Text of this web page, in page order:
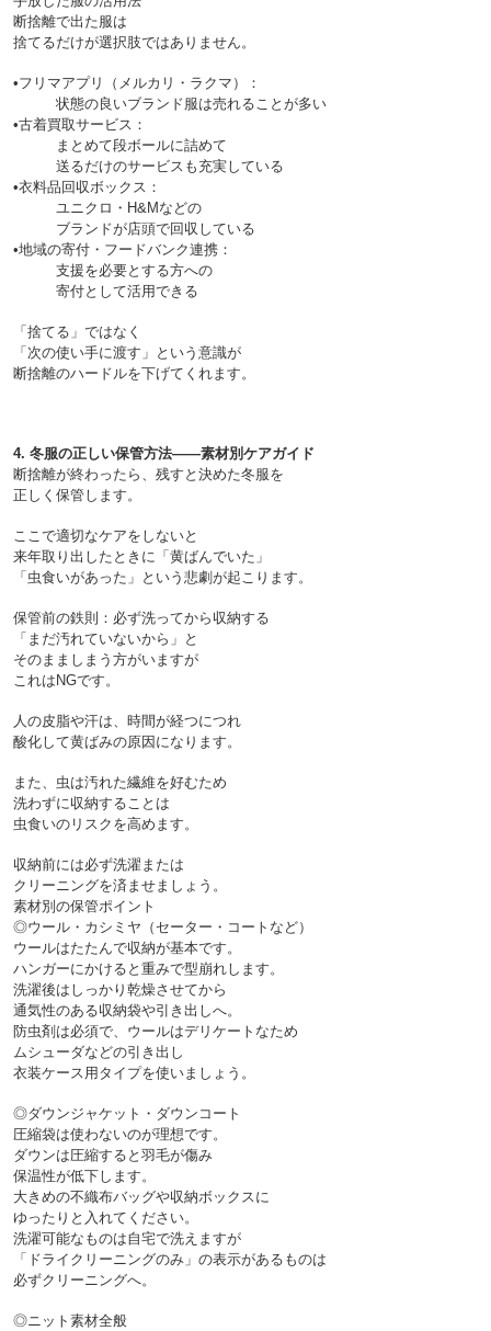
断捨離で出た服は
捨てるだけが選択肢ではありません。
•フリマアプリ（メルカリ・ラクマ）：
状態の良いブランド服は売れることが多い
•古着買取サービス：
まとめて段ボールに詰めて
送るだけのサービスも充実している
•衣料品回収ボックス：
ユニクロ・H&Mなどの
ブランドが店頭で回収している
•地域の寄付・フードバンク連携：
支援を必要とする方への
「捨てる」ではなく
「次の使い手に渡す」という意識が
4. 冬服の正しい保管方法——素材別ケアガイド
断捨離が終わったら、残すと決めた冬服を
正しく保管します。
ここで適切なケアをしないと
来年取り出したときに「黄ばんでいた」
保管前の鉄則：必ず洗ってから収納する
「まだ汚れていないから」と
そのまましまう方がいますが
これはNGです。
人の皮脂や汗は、時間が経つにつれ
酸化して黄ばみの原因になります。
また、虫は汚れた繊維を好むため
洗わずに収納することは
収納前には必ず洗濯または
クリーニングを済ませましょう。
素材別の保管ポイント
◎ウール・カシミヤ（セーター・コートなど）
ウールはたたんで収納が基本です。
ハンガーにかけると重みで型崩れします。
洗濯後はしっかり乾燥させてから
通気性のある収納袋や引き出しへ。
防虫剤は必須で、ウールはデリケートなため
ムシューダなどの引き出し
◎ダウンジャケット・ダウンコート
圧縮袋は使わないのが理想です。
ダウンは圧縮すると羽毛が傷み
保温性が低下します。
大きめの不織布バッグや収納ボックスに
ゆったりと入れてください。
洗濯可能なものは自宅で洗えますが
「ドライクリーニングのみ」の表示があるものは
◎ニット素材全般